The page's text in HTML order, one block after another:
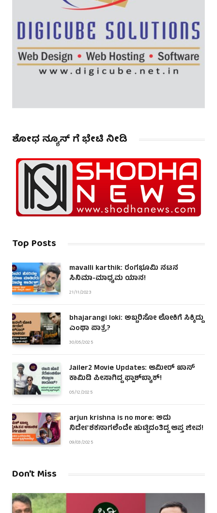
ಶೋಧ ನ್ಯೂಸ್ ಗೆ ಭೇಟಿ ನೀಡಿ
Top Posts
mavalli karthik: ರಂಗಭೂಮಿ ನಟನ
ಸಿನಿಮಾ-ಮಾಧ್ಯಮ ಯಾನ!
21/11/2023
bhajarangi loki: ಅಬ್ಬರಿಸೋ ಲೋಕಿಗೆ ಸಿಕ್ಕಿದ್ದು
ಎಂಥಾ ಪಾತ್ರ?
30/05/2025
Jailer2 Movie Updates: ಆಮೀರ್ ಖಾನ್
ಕಾಮಿಡಿ ಪೀಸಾಗಿದ್ದ ಫ್ಲಾಶ್‌ಬ್ಯಾಕ್!
05/12/2025
arjun krishna is no more: ಅದು
ನಿರ್ದೇಶಕನಾಗಲೆಂದೇ ಹುಟ್ಟಿದಂತಿದ್ದ ಆಪ್ತ ಜೀವ!
09/03/2025
Don't Miss